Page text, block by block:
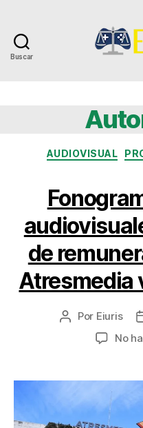
Buscar
AUDIOVISUAL
de
Atresmedia
Autor
Por Eiuris
No